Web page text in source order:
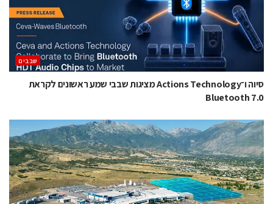
‫שבבים‬
סיוה ו־Actions Technology מציגות שבבי שמע ראשונים לקראת
Bluetooth 7.0